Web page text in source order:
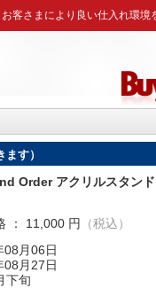
客さまにより良い仕入れ環境
す）
Order アクリルスタンド
： 11,000 円
（税込）
08月06日
08月27日
下旬